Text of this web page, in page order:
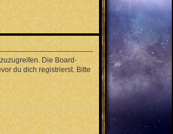
Die Board-
du dich registrierst. Bitte